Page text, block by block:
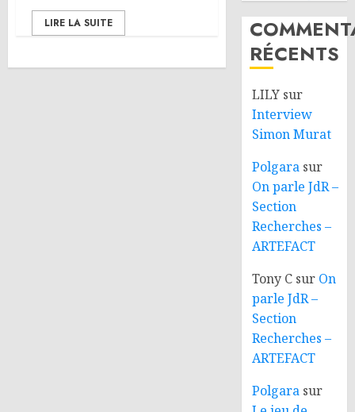
LIRE LA SUITE
RÉCENTS
LILY sur
Interview
Simon Murat
Polgara sur
On parle JdR –
Section
Recherches –
ARTEFACT
Tony C sur On
parle JdR –
Section
Recherches –
ARTEFACT
Polgara sur